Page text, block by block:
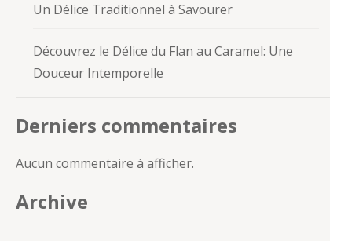
Un Délice Traditionnel à Savourer
Découvrez le Délice du Flan au Caramel: Une
Douceur Intemporelle
Derniers commentaires
Aucun commentaire à afficher.
Archive